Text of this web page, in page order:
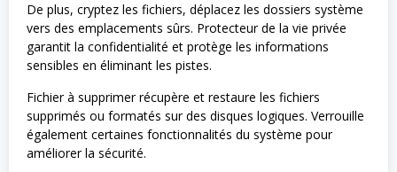
De plus, cryptez les fichiers, déplacez les dossiers système
vers des emplacements sûrs. Protecteur de la vie privée
garantit la confidentialité et protège les informations
sensibles en éliminant les pistes.
Fichier à supprimer récupère et restaure les fichiers
supprimés ou formatés sur des disques logiques. Verrouille
également certaines fonctionnalités du système pour
améliorer la sécurité.